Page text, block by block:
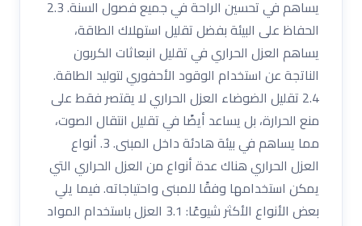
يساهم في تحسين الراحة في جميع فصول السنة. 2.3
الحفاظ على البيئة بفضل تقليل استهلاك الطاقة،
يساهم العزل الحراري في تقليل انبعاثات الكربون
الناتجة عن استخدام الوقود الأحفوري لتوليد الطاقة.
2.4 تقليل الضوضاء العزل الحراري لا يقتصر فقط على
منع الحرارة، بل يساعد أيضًا في تقليل انتقال الصوت،
مما يساهم في بيئة هادئة داخل المبنى. 3. أنواع
العزل الحراري هناك عدة أنواع من العزل الحراري التي
يمكن استخدامها وفقًا للمبنى واحتياجاته. فيما يلي
بعض الأنواع الأكثر شيوعًا: 3.1 العزل باستخدام المواد